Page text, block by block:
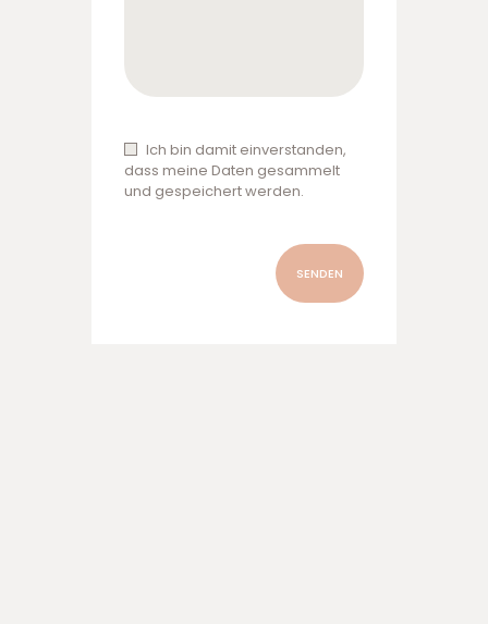
Ich bin damit einverstanden,
dass meine Daten gesammelt
und gespeichert werden.